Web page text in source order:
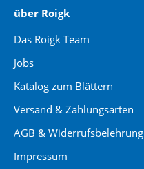
über Roigk
Das Roigk Team
Jobs
Katalog zum Blättern
Versand & Zahlungsarten
AGB & Widerrufsbelehrung
Impressum